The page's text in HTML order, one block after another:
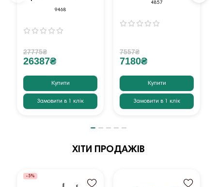
9468
27775₴
26387₴
Купити
Замовити в 1 клік
4857
7557₴
7180₴
Купити
Замовити в 1 клік
ХІТИ ПРОДАЖІВ
-5%